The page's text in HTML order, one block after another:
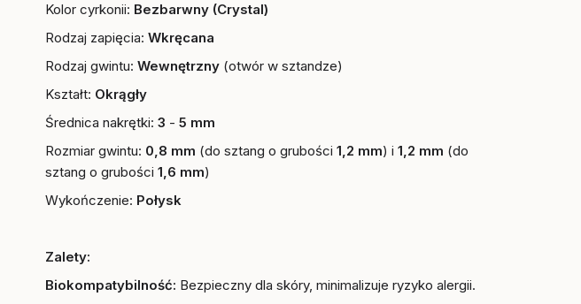
Kolor cyrkonii: Bezbarwny (Crystal)
Rodzaj zapięcia:Wkręcana
Rodzaj gwintu:Wewnętrzny (otwór w sztandze)
Kształt: Okrągły
Średnica nakrętki:3 - 5 mm
Rozmiar gwintu: 0,8 mm (do sztang o grubości 1,2 mm) i 1,2 mm (do
sztang o grubości1,6 mm)
Wykończenie: Połysk
Zalety:
Biokompatybilność: Bezpieczny dla skóry, minimalizuje ryzyko alergii.